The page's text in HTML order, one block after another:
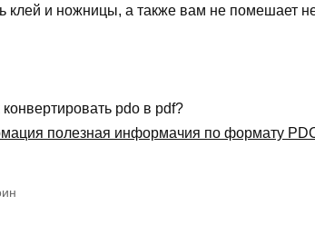
клей и ножницы, а также вам не помешает
pdo в pdf?
полезная информачия по формату